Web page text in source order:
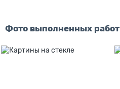
Фото выполненных работ